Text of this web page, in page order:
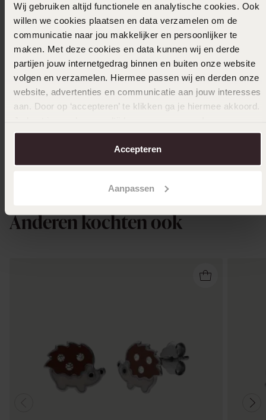
Wij gebruiken altijd functionele en analytische cookies. Ook
willen we cookies plaatsen en data verzamelen om de
communicatie naar jou makkelijker en persoonlijker te
maken. Met deze cookies en data kunnen wij en derde
partijen jouw internetgedrag binnen en buiten onze website
volgen en verzamelen. Hiermee passen wij en derden onze
website, advertenties en communicatie aan jouw interesses
aan. Door op ‘accepteren’ te klikken ga je hiermee akkoord.
over in onscookiebeleid.
Accepteren
Aanpassen
2e gratis
14
0,14ct
Anderen kochten ook